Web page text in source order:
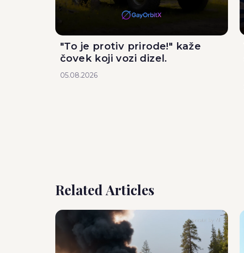
"To je protiv prirode!" kaže
čovek koji vozi dizel.
05.08.2026
Related Articles